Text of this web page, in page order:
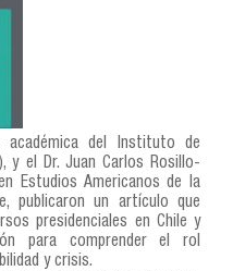
académica del Instituto de
y el Dr. Juan Carlos Rosillo-
Estudios Americanos de la
publicaron un artículo que
presidenciales en Chile y
para comprender el rol
y crisis.